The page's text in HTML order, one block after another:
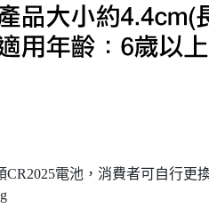
CR2025電池，消費者可自行更